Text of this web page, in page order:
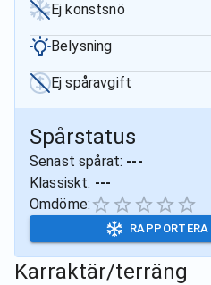
Ej konstsnö
Belysning
Ej spåravgift
Spårstatus
Senast spårat: ---
Klassiskt: ---
Omdöme:
Karraktär/terräng